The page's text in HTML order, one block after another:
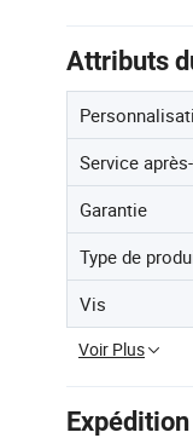
Attributs
Service
Garantie
Type de
Vis
Voir Plus
Expédition